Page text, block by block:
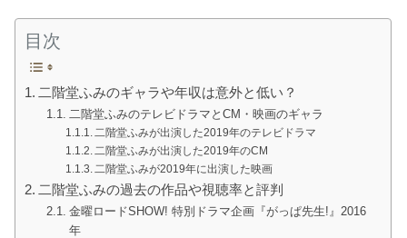
目次
二階堂ふみのギャラや年収は意外と低い？
二階堂ふみのテレビドラマとCM・映画のギャラ
二階堂ふみが出演した2019年のテレビドラマ
二階堂ふみが出演した2019年のCM
二階堂ふみが2019年に出演した映画
二階堂ふみの過去の作品や視聴率と評判
金曜ロードSHOW! 特別ドラマ企画『がっぱ先生!』2016
年